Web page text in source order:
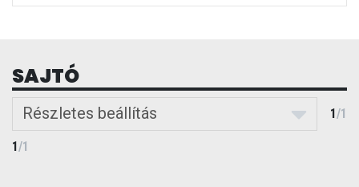
SAJTÓ
Részletes beállítás 1/1
1/1